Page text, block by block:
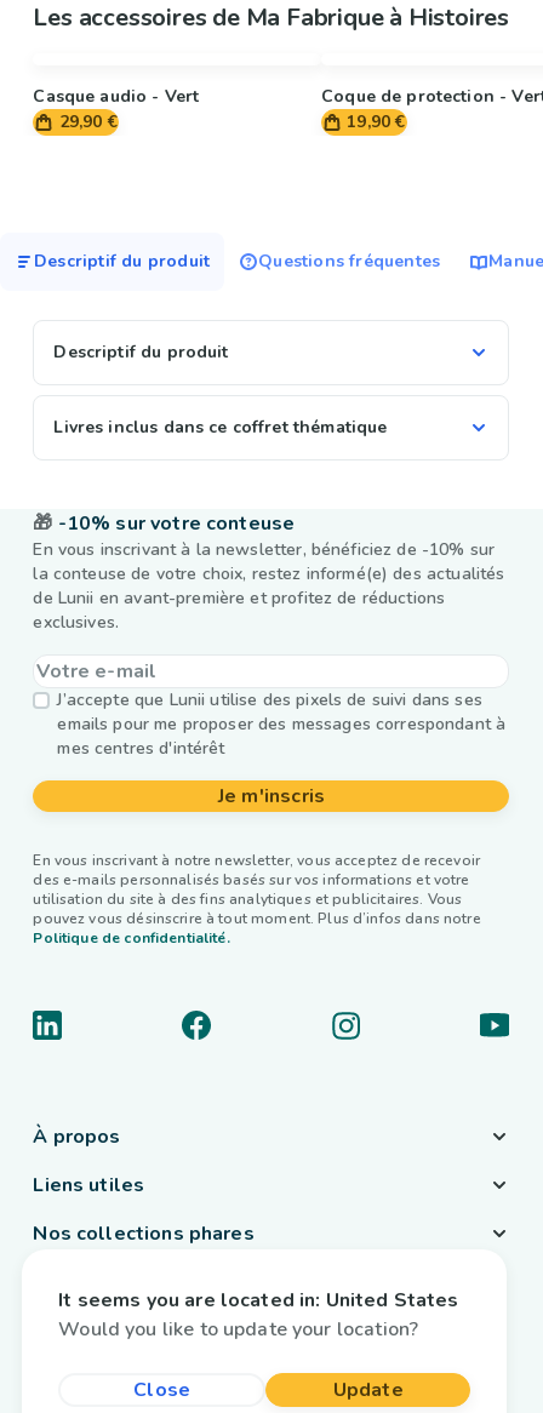
Les accessoires de Ma Fabrique à Histoires
Casque audio - Vert
29,90 €
Coque de protection -
19,90 €
Descriptif du produit Questions fréquentes
Descriptif du produit
Livres inclus dans ce coffret thématique
🎁 -10% sur votre conteuse
En vous inscrivant à la newsletter, bénéficiez de -10% sur
la conteuse de votre choix, restez informé(e) des actualités
de Lunii en avant-première et profitez de réductions
exclusives.
J’accepte que Lunii utilise des pixels de suivi dans ses
emails pour me proposer des messages correspondant à
mes centres d'intérêt
Je m'inscris
En vous inscrivant à notre newsletter, vous acceptez de recevoir
des e-mails personnalisés basés sur vos informations et votre
utilisation du site à des fins analytiques et publicitaires. Vous
pouvez vous désinscrire à tout moment. Plus d’infos dans notre
Politique de confidentialité.
À propos
Liens utiles
Nos collections phares
Belgique Français
It seems you are located in: United States
Would you like to update your location?
Close Update